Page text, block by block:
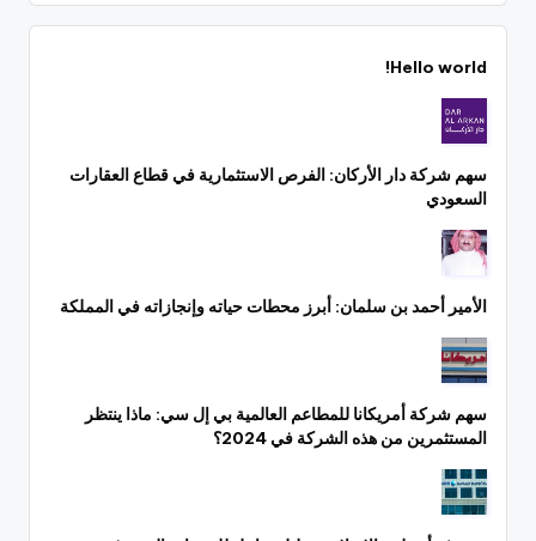
Hello world!
سهم شركة دار الأركان: الفرص الاستثمارية في قطاع العقارات
السعودي
الأمير أحمد بن سلمان: أبرز محطات حياته وإنجازاته في المملكة
سهم شركة أمريكانا للمطاعم العالمية بي إل سي: ماذا ينتظر
المستثمرين من هذه الشركة في 2024؟